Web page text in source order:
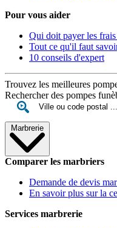
Pour vous aider
Qui doit payer les frais
Tout ce qu'il faut
10 conseils d'expert
Trouvez les meilleures
Rechercher des pompes
Marbrerie
Comparer les marbriers
Demande de devis
En savoir plus sur la
Services marbrerie